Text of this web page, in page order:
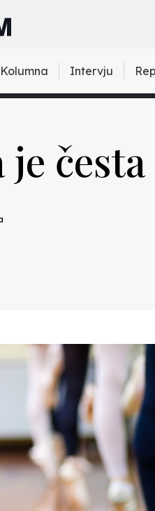
Kolumna Intervju